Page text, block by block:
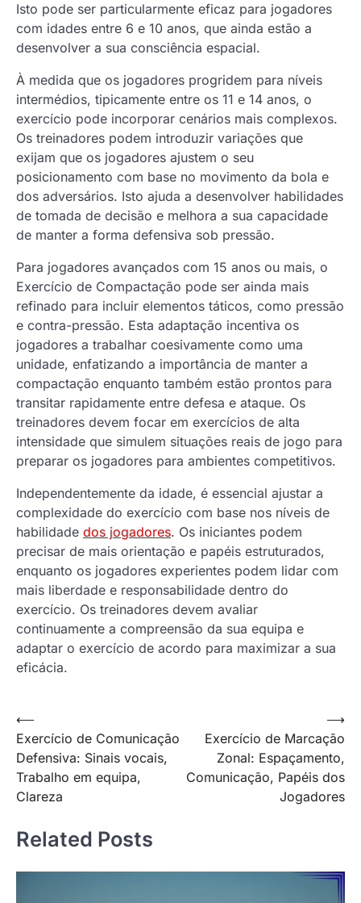
Isto pode ser particularmente eficaz para jogadores
com idades entre 6 e 10 anos, que ainda estão a
desenvolver a sua consciência espacial.
À medida que os jogadores progridem para níveis
intermédios, tipicamente entre os 11 e 14 anos, o
exercício pode incorporar cenários mais complexos.
Os treinadores podem introduzir variações que
exijam que os jogadores ajustem o seu
posicionamento com base no movimento da bola e
dos adversários. Isto ajuda a desenvolver habilidades
de tomada de decisão e melhora a sua capacidade
de manter a forma defensiva sob pressão.
Para jogadores avançados com 15 anos ou mais, o
Exercício de Compactação pode ser ainda mais
refinado para incluir elementos táticos, como pressão
e contra-pressão. Esta adaptação incentiva os
jogadores a trabalhar coesivamente como uma
unidade, enfatizando a importância de manter a
compactação enquanto também estão prontos para
transitar rapidamente entre defesa e ataque. Os
treinadores devem focar em exercícios de alta
intensidade que simulem situações reais de jogo para
preparar os jogadores para ambientes competitivos.
Independentemente da idade, é essencial ajustar a
complexidade do exercício com base nos níveis de
habilidade dos jogadores. Os iniciantes podem
precisar de mais orientação e papéis estruturados,
enquanto os jogadores experientes podem lidar com
mais liberdade e responsabilidade dentro do
exercício. Os treinadores devem avaliar
continuamente a compreensão da sua equipa e
adaptar o exercício de acordo para maximizar a sua
eficácia.
Post
navigation
⟵
Exercício de Comunicação
Defensiva: Sinais vocais,
Trabalho em equipa,
Clareza
Exercício de Marcação
Zonal: Espaçamento,
Comunicação, Papéis dos
Jogadores
⟶
Related Posts